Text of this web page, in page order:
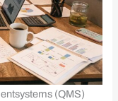
(QMS)